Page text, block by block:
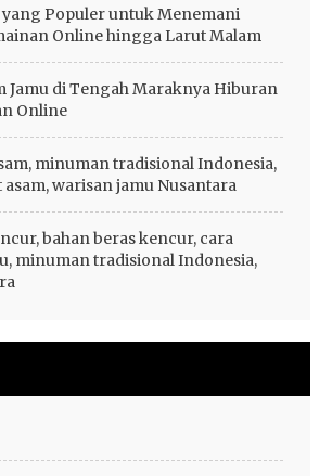
yang Populer untuk Menemani
Online hingga Larut Malam
Jamu di Tengah Maraknya Hiburan
Online
minuman tradisional Indonesia,
warisan jamu Nusantara
bahan beras kencur, cara
minuman tradisional Indonesia,